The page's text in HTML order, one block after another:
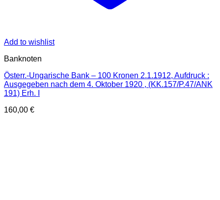
Add to wishlist
Banknoten
Österr.-Ungarische Bank – 100 Kronen 2.1.1912, Aufdruck :
Ausgegeben nach dem 4. Oktober 1920 , (KK.157/P.47/ANK
191) Erh. I
160,00 €